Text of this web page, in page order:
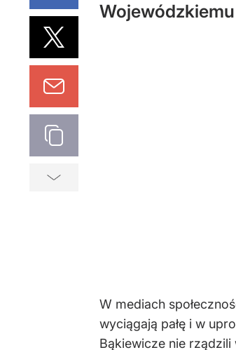
W mediach
wyciągają pałę i w
Bąkiewicze nie rządzili